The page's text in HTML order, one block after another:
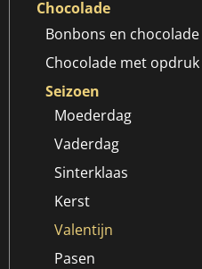
Chocolade
Bonbons en chocolade
Chocolade met opdruk
Seizoen
Moederdag
Vaderdag
Sinterklaas
Kerst
Valentijn
Pasen